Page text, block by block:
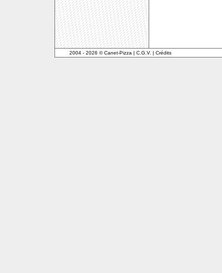
2004 - 2026 © Canet-Pizza | C.G.V. | Crédits